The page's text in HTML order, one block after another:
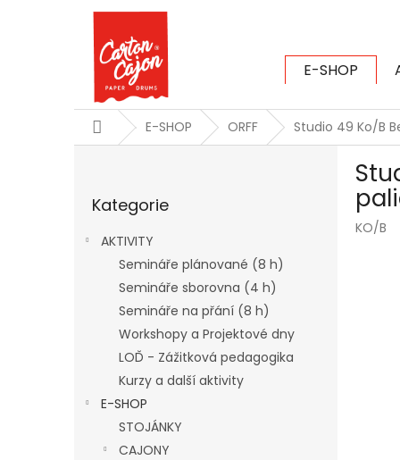
E-SHOP
DomůE-SHOP ORFF Studio 49 Ko/B
kategorie
Kategorie
AKTIVITY
Semináře plánované (8 h)
Semináře sborovna (4 h)
Semináře na přání (8 h)
Workshopy a Projektové dny
LOĎ - Zážitková pedagogika
Kurzy a další aktivity
E-SHOP
STOJÁNKY
CAJONY
KO/B